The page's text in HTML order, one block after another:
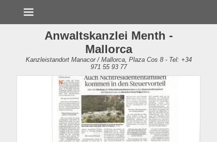
Anwaltskanzlei Menth -
Mallorca
Kanzleistandort Manacor / Mallorca, Plaza Cos 8 - Tel: +34
971 55 93 77